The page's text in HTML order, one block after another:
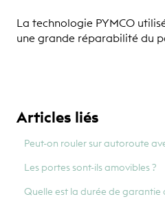
La technologie PYMCO
une grande réparabilité du
Articles liés
Peut-on rouler sur autoroute
Les portes sont-ils amovibles ?
Quelle est la durée de garantie